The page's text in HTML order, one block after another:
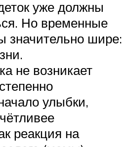
уже должны
Но временные
значительно шире:
не возникает
улыбки,
реакция на